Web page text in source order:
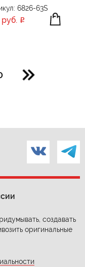
6826-63S
создавать
оригинальные